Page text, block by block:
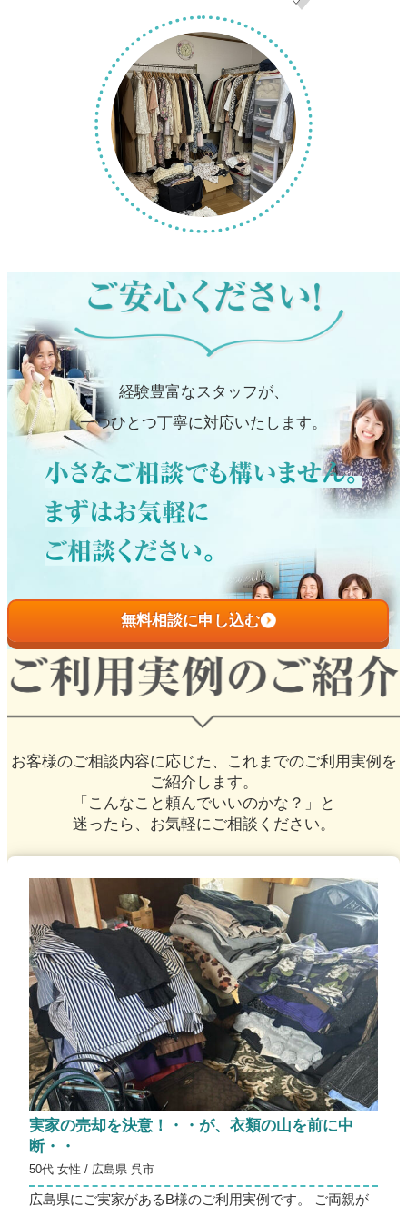
経験豊富なスタッフが、
一つひとつ丁寧に対応いたします。
無料相談に申し込む
お客様のご相談内容に応じた、
これまでのご利用実例を
ご紹介します。
「こんなこと頼んでいいのかな？」と
迷ったら、お気軽にご相談ください。
実家の売却を決意！・・が、衣類の山を前に中
断・・
50代 女性 / 広島県 呉市
広島県にご実家があるB様のご利用実例です。 ご両親が